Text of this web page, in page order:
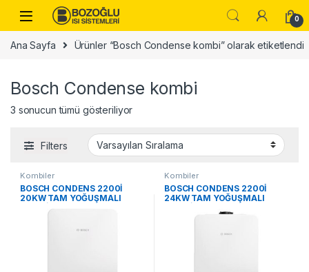
Skip to navigation
Skip to content
0
Ana Sayfa Ürünler “Bosch Condense kombi” olarak etiketlendi
Bosch Condense kombi
3 sonucun tümü gösteriliyor
Filters
Kombiler
BOSCH CONDENS 2200İ
20KW TAM YOĞUŞMALI
Kombiler
BOSCH CONDENS 2200İ
24KW TAM YOĞUŞMALI